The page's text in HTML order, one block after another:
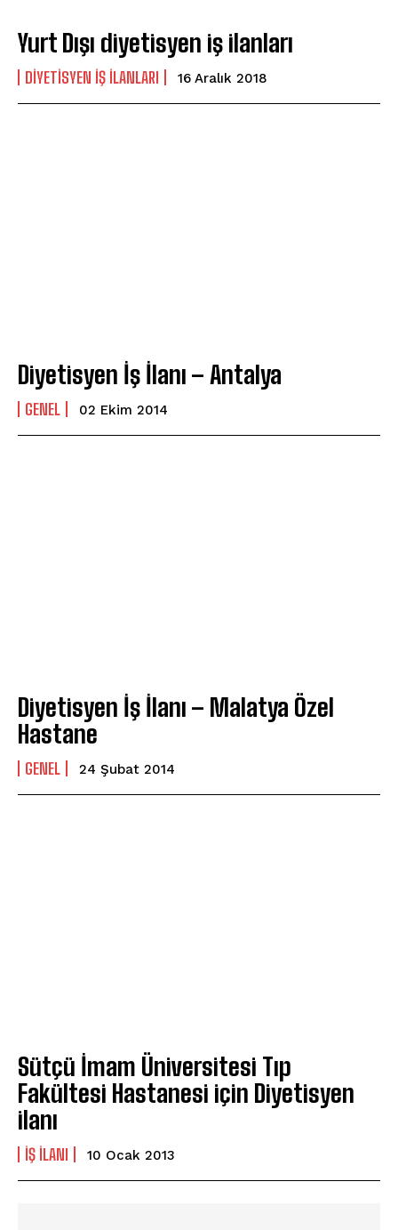
Yurt Dışı diyetisyen iş ilanları
DIYETISYEN İŞ İLANLARI 16 Aralık 2018
Diyetisyen İş İlanı – Antalya
GENEL 02 Ekim 2014
Diyetisyen İş İlanı – Malatya Özel
Hastane
GENEL 24 Şubat 2014
Sütçü İmam Üniversitesi Tıp
Fakültesi Hastanesi için Diyetisyen
ilanı
IŞ ILANI 10 Ocak 2013